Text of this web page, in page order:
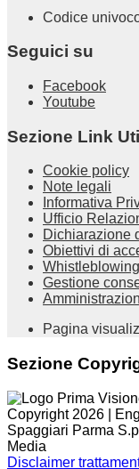
Codice
Seguici su
Facebook
Youtube
Sezione Link
Cookie policy
Note legali
Informativa
Ufficio
Dichiarazione
Obiettivi di
Whistleblowing
Gestione
Pagina
Sezione
Copyright 2026 |
Spaggiari Parma
Media
Disclaimer